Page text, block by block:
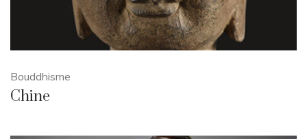
Bouddhisme
Chine